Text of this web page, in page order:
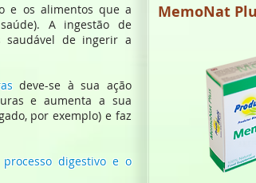
MemoNat
e os alimentos que a
A ingestão de
saudável de ingerir a
deve-se à sua ação
e aumenta a sua
por exemplo) e faz
processo digestivo e o